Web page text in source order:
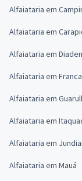
Alfaiataria em
Alfaiataria em
Alfaiataria em
Alfaiataria em Franca
Alfaiataria em
Alfaiataria em
Alfaiataria em
Alfaiataria em Mauá